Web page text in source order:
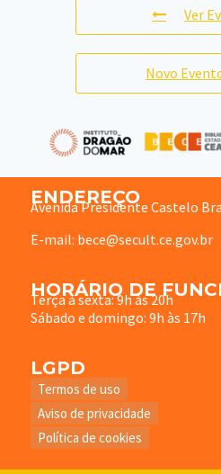
Ver
Novo
ENDEREÇO
Avenida Presidente Castelo
E-mail: bece@secult.ce.gov.br
HORÁRIO DE
Terça à sexta: 9h às 20h
Sábado e domingo: 9h às 17h
LGPD
Termos de uso
Aviso de privacidade
Política de cookies